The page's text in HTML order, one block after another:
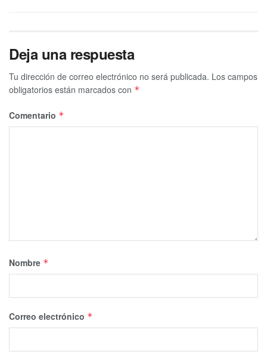
Deja una respuesta
Tu dirección de correo electrónico no será publicada. Los campos
obligatorios están marcados con *
Comentario *
Nombre *
Correo electrónico *